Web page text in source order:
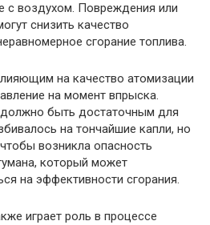
с воздухом. Повреждения или
снизить качество
сгорание топлива.
на качество атомизации
на момент впрыска.
быть достаточным для
на тончайшие капли, но
возникла опасность
который может
на эффективности сгорания.
играет роль в процессе